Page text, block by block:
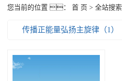
您当前的位置 ： 首 页 > 全站搜索
传播正能量弘扬主旋律（1）